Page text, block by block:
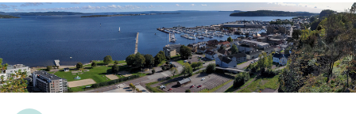
Holmestrand